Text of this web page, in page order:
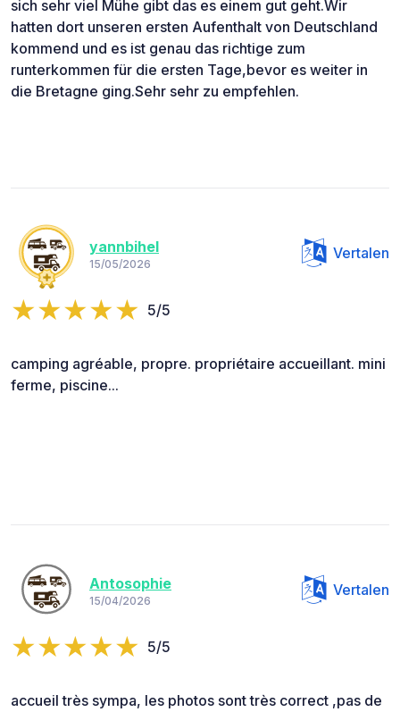
sich sehr viel Mühe gibt das es einem gut geht.Wir
hatten dort unseren ersten Aufenthalt von Deutschland
kommend und es ist genau das richtige zum
runterkommen für die ersten Tage,bevor es weiter in
die Bretagne ging.Sehr sehr zu empfehlen.
yannbihel
15/05/2026
Vertalen
5/5
camping agréable, propre. propriétaire accueillant. mini
ferme, piscine...
Antosophie
15/04/2026
Vertalen
5/5
accueil très sympa, les photos sont très correct ,pas de